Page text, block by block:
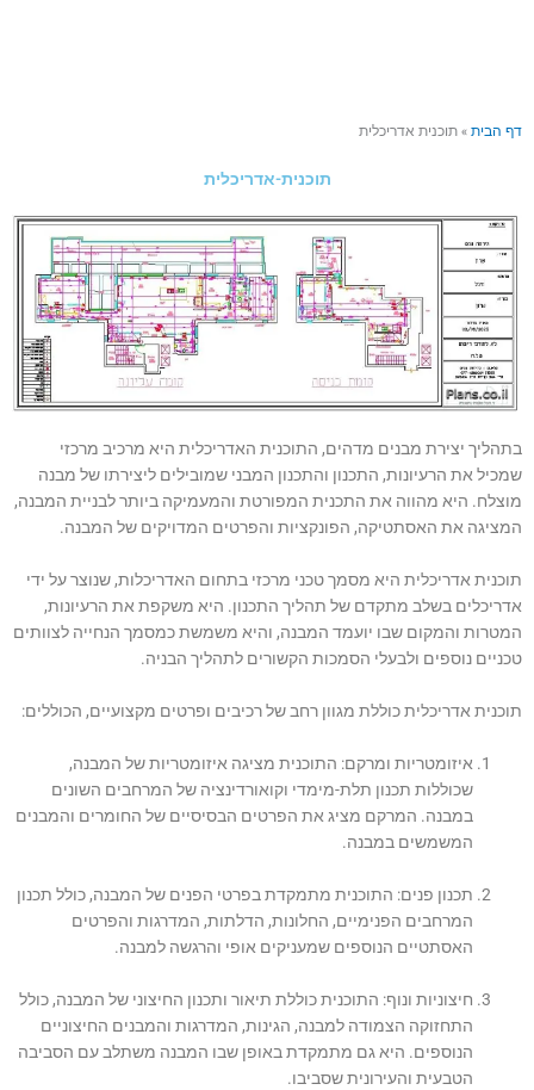
דף הבית » תוכנית אדריכלית
תוכנית-אדריכלית
בתהליך יצירת מבנים מדהים, התוכנית האדריכלית היא מרכיב מרכזי
שמכיל את הרעיונות, התכנון והתכנון המבני שמובילים ליצירתו של מבנה
מוצלח. היא מהווה את התכנית המפורטת והמעמיקה ביותר לבניית המבנה,
המציגה את האסתטיקה, הפונקציות והפרטים המדויקים של המבנה.
תוכנית אדריכלית היא מסמך טכני מרכזי בתחום האדריכלות, שנוצר על ידי
אדריכלים בשלב מתקדם של תהליך התכנון. היא משקפת את הרעיונות,
המטרות והמקום שבו יועמד המבנה, והיא משמשת כמסמך הנחייה לצוותים
טכניים נוספים ולבעלי הסמכות הקשורים לתהליך הבניה.
תוכנית אדריכלית כוללת מגוון רחב של רכיבים ופרטים מקצועיים, הכוללים:
איזומטריות ומרקם: התוכנית מציגה איזומטריות של המבנה,
שכוללות תכנון תלת-מימדי וקואורדינציה של המרחבים השונים
במבנה. המרקם מציג את הפרטים הבסיסיים של החומרים והמבנים
המשמשים במבנה.
תכנון פנים: התוכנית מתמקדת בפרטי הפנים של המבנה, כולל תכנון
המרחבים הפנימיים, החלונות, הדלתות, המדרגות והפרטים
האסתטיים הנוספים שמעניקים אופי והרגשה למבנה.
חיצוניות ונוף: התוכנית כוללת תיאור ותכנון החיצוני של המבנה, כולל
התחזוקה הצמודה למבנה, הגינות, המדרגות והמבנים החיצוניים
הנוספים. היא גם מתמקדת באופן שבו המבנה משתלב עם הסביבה
הטבעית והעירונית שסביבו.